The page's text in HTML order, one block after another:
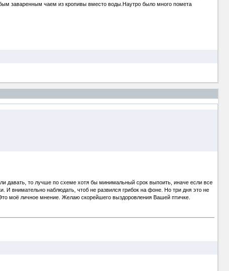
заваренным чаем из кропивы вместо воды.Наутро было много помета
давать, то лучше по схеме хотя бы минимальный срок выпоить, иначе если все
внимательно наблюдать, чтоб не развился грибок на фоне. Но три дня это не
моё личное мнение. Желаю скорейшего выздоровления Вашей птичке.